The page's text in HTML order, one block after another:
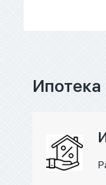
Ипотека